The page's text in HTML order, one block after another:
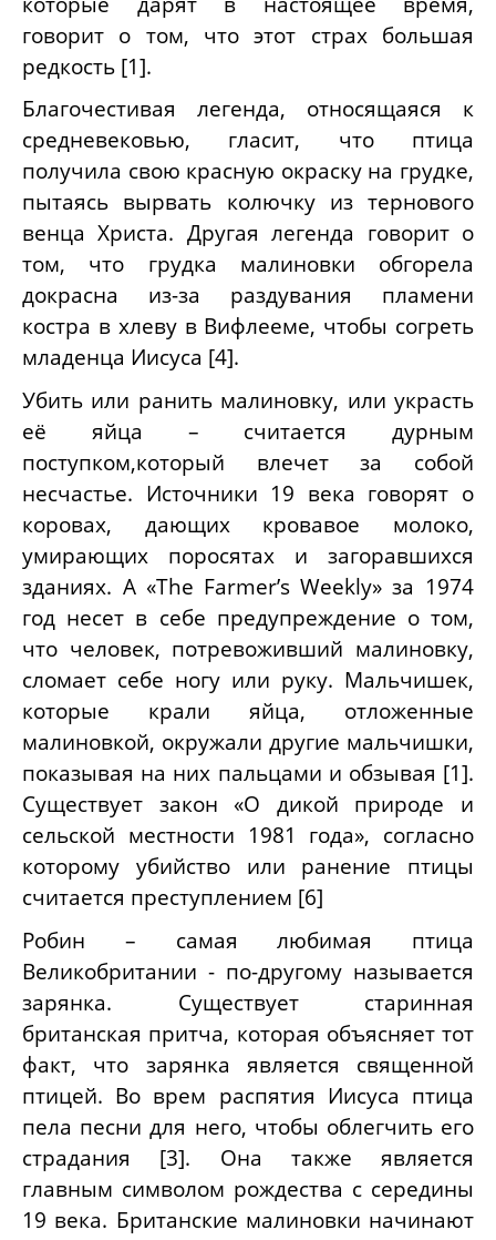
говорит о том, что этот страх большая
редкость [1].
Благочестивая легенда, относящаяся к
средневековью, гласит, что птица
получила свою красную окраску на грудке,
пытаясь вырвать колючку из тернового
венца Христа. Другая легенда говорит о
том, что грудка малиновки обгорела
докрасна из-за раздувания пламени
костра в хлеву в Вифлееме, чтобы согреть
младенца Иисуса [4].
Убить или ранить малиновку, или украсть
её яйца – считается дурным
поступком,который влечет за собой
несчастье. Источники 19 века говорят о
коровах, дающих кровавое молоко,
умирающих поросятах и загоравшихся
зданиях. А «The Farmer’s Weekly» за 1974
год несет в себе предупреждение о том,
что человек, потревоживший малиновку,
сломает себе ногу или руку. Мальчишек,
которые крали яйца, отложенные
малиновкой, окружали другие мальчишки,
показывая на них пальцами и обзывая [1].
Существует закон «О дикой природе и
сельской местности 1981 года», согласно
которому убийство или ранение птицы
считается преступлением [6]
Робин – самая любимая птица
Великобритании - по-другому называется
зарянка. Существует старинная
британская притча, которая объясняет тот
факт, что зарянка является священной
птицей. Во врем распятия Иисуса птица
пела песни для него, чтобы облегчить его
страдания [3]. Она также является
главным символом рождества с середины
19 века. Британские малиновки начинают